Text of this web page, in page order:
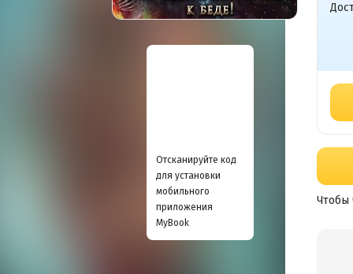
Отсканируйте код
для установки
мобильного
приложения
MyBook
Чтобы